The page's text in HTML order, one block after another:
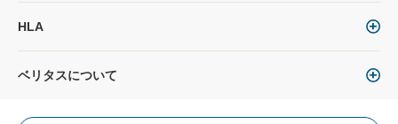
HLA
ベリタスについて